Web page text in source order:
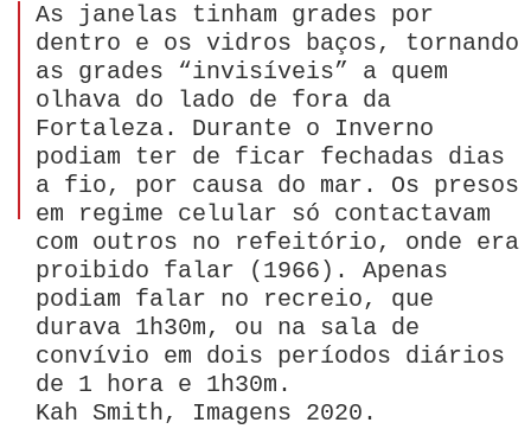
As janelas tinham grades por
dentro e os vidros baços, tornando
as grades “invisíveis” a quem
olhava do lado de fora da
Fortaleza. Durante o Inverno
podiam ter de ficar fechadas dias
a fio, por causa do mar. Os presos
em regime celular só contactavam
com outros no refeitório, onde era
proibido falar (1966). Apenas
podiam falar no recreio, que
durava 1h30m, ou na sala de
convívio em dois períodos diários
de 1 hora e 1h30m.
Kah Smith, Imagens 2020.